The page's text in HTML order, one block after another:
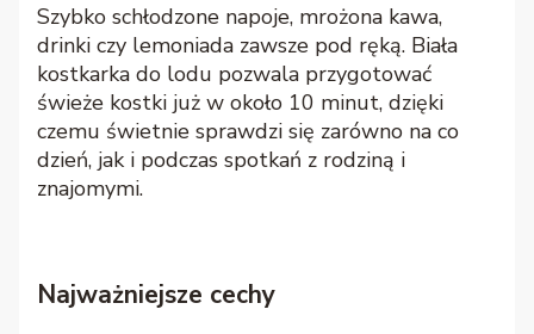
Szybko schłodzone napoje, mrożona kawa,
drinki czy lemoniada zawsze pod ręką. Biała
kostkarka do lodu pozwala przygotować
świeże kostki już w około 10 minut, dzięki
czemu świetnie sprawdzi się zarówno na co
dzień, jak i podczas spotkań z rodziną i
znajomymi.
Najważniejsze cechy